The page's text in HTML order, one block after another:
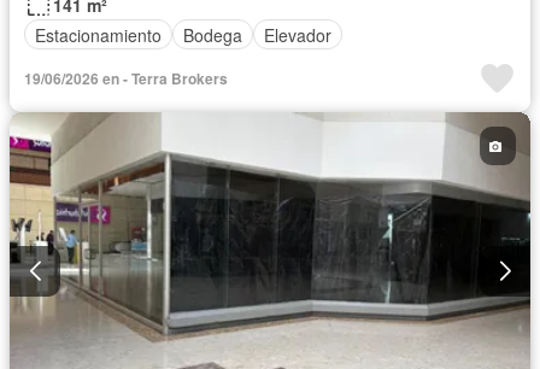
141 m²
Estacionamiento
Bodega Elevador
19/06/2026 en - Terra Brokers